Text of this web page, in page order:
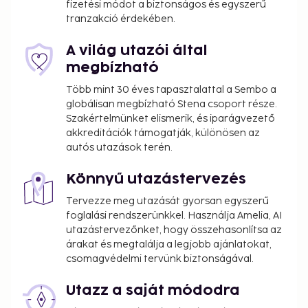
features complimentary wireless internet access, an
Grab a bite at O Capo, one of the hotel's 2
restaurants, or stay in and take advantage of the
24-hour room service. Snacks are also available at
the coffee shop/cafe. Wrap up your day with a drink
at the bar/lounge. A complimentary buffet
breakfast is served on weekdays from 6:00 AM to
10:00 AM and on weekends from 6:30 AM to 10:30
You'll be asked to pay the following charges at the
property. Fees may include applicable taxes:
A tax is imposed by the city: BRL 2.00 per
accommodation, per night
We have included all charges provided to us by the
property.
Parents or a legal guardian traveling with
fizetési módot a biztonságos és egyszerű
tranzakció érdekében.
A világ utazói által
megbízható
Több mint 30 éves tapasztalattal a Sembo a
globálisan megbízható Stena csoport része.
Szakértelmünket elismerik, és iparágvezető
akkreditációk támogatják, különösen az
autós utazások terén.
Könnyű utazástervezés
Tervezze meg utazását gyorsan egyszerű
foglalási rendszerünkkel. Használja Amelia, AI
utazástervezőnket, hogy összehasonlítsa az
árakat és megtalálja a legjobb ajánlatokat,
csomagvédelmi tervünk biztonságával.
Utazz a saját módodra